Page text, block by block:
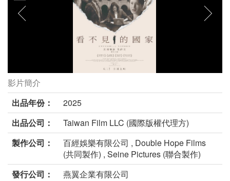
看不見的國家劇照
影片簡介
出品年份：
2025
出品公司：
Taiwan Film LLC (國際版權代理方)
製作公司：
百經娛樂有限公司 , Double Hope Films
(共同製作) , Seine Pictures (聯合製作)
發行公司：
燕翼企業有限公司